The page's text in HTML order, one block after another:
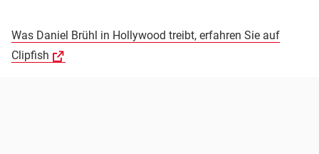
Was Daniel Brühl in Hollywood treibt, erfahren Sie auf
Clipfish